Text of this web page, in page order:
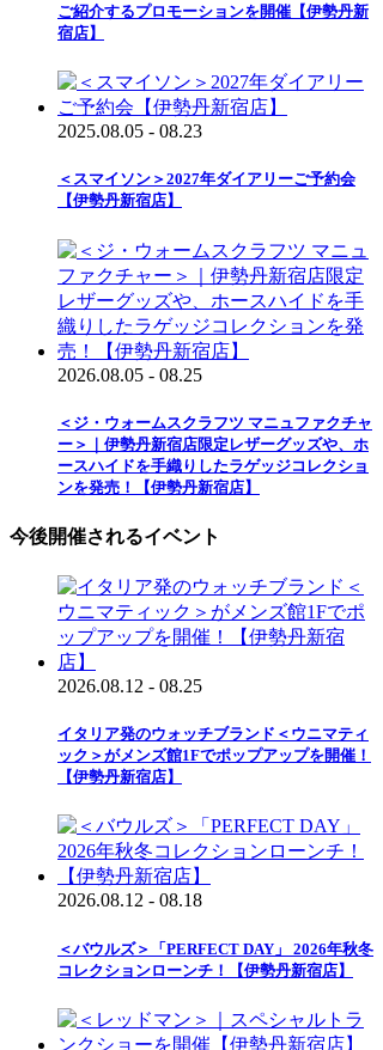
ご紹介するプロモーションを開催【伊勢丹新
宿店】
2025.08.05 - 08.23
＜スマイソン＞2027年ダイアリーご予約会
【伊勢丹新宿店】
2026.08.05 - 08.25
＜ジ・ウォームスクラフツ マニュファクチャ
ー＞｜伊勢丹新宿店限定レザーグッズや、ホ
ースハイドを手織りしたラゲッジコレクショ
ンを発売！【伊勢丹新宿店】
今後開催されるイベント
2026.08.12 - 08.25
イタリア発のウォッチブランド＜ウニマティ
ック＞がメンズ館1Fでポップアップを開催！
【伊勢丹新宿店】
2026.08.12 - 08.18
＜バウルズ＞「PERFECT DAY」 2026年秋冬
コレクションローンチ！【伊勢丹新宿店】